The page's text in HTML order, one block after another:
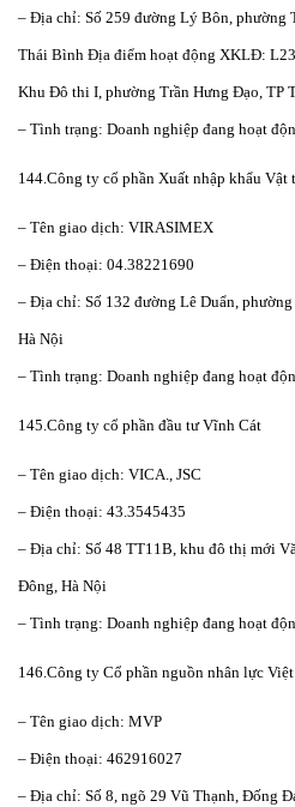
– Địa chỉ: Số 259 đường Lý Bôn, phường
Thái Bình Địa điểm hoạt động XKLĐ:
Khu Đô thi I, phường Trần Hưng Đạo, TP
– Tình trạng: Doanh nghiệp đang hoạt
144.Công ty cổ phần Xuất nhập khẩu Vật
– Tên giao dịch: VIRASIMEX
– Điện thoại: 04.38221690
– Địa chỉ: Số 132 đường Lê Duẩn,
Hà Nội
– Tình trạng: Doanh nghiệp đang hoạt
145.Công ty cổ phần đầu tư Vĩnh Cát
– Tên giao dịch: VICA., JSC
– Điện thoại: 43.3545435
– Địa chỉ: Số 48 TT11B, khu đô thị mới
Đông, Hà Nội
– Tình trạng: Doanh nghiệp đang hoạt
146.Công ty Cổ phần nguồn nhân lực
– Tên giao dịch: MVP
– Điện thoại: 462916027
– Địa chỉ: Số 8, ngõ 29 Vũ Thạnh, Đống